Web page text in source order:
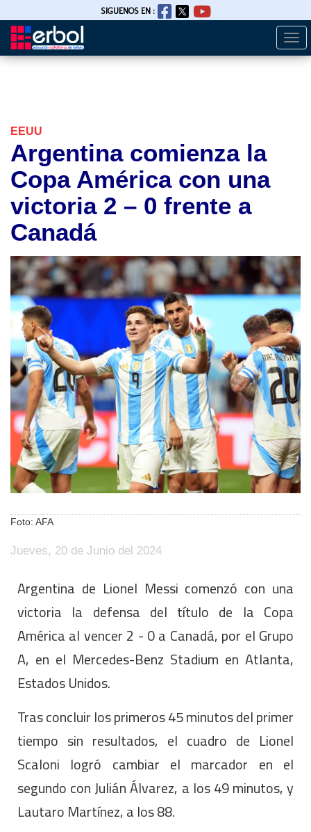
Pasar
SIGUENOS EN :
EEUU
Argentina comienza la
Copa América con una
victoria 2 – 0 frente a
Canadá
Foto: AFA
Jueves, 20 de Junio del 2024
Argentina de Lionel Messi comenzó con una
victoria la defensa del título de la Copa
América al vencer 2 - 0 a Canadá, por el Grupo
A, en el Mercedes-Benz Stadium en Atlanta,
Estados Unidos.
Tras concluir los primeros 45 minutos del primer
tiempo sin resultados, el cuadro de Lionel
Scaloni logró cambiar el marcador en el
segundo con Julián Álvarez, a los 49 minutos, y
Lautaro Martínez, a los 88.